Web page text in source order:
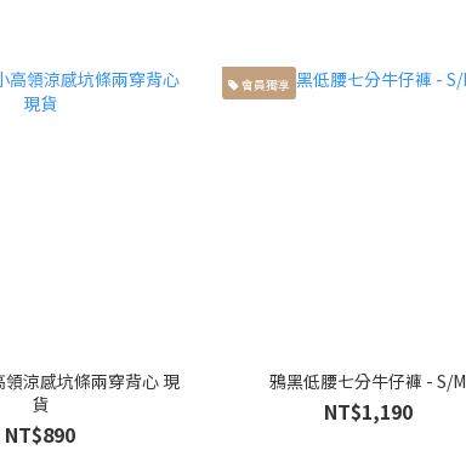
領涼感坑條兩穿背心 現
貨
NT$890
會員獨享
鴉黑低腰七分牛仔褲 - S/M
NT$1,190